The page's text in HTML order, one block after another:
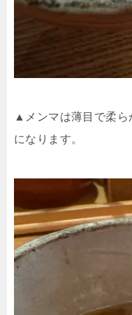
▲メンマは薄目で柔ら
になります。